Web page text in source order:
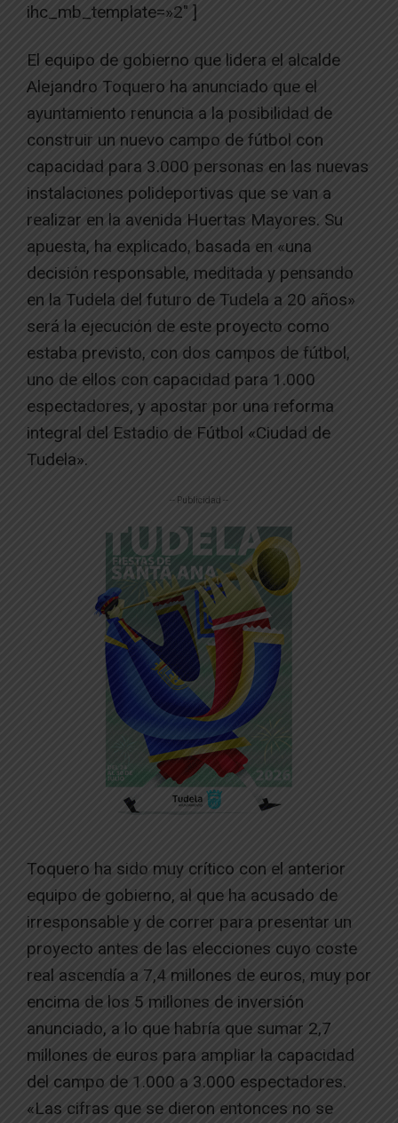
ihc_mb_template=»2″ ]
El equipo de gobierno que lidera el alcalde
Alejandro Toquero ha anunciado que el
ayuntamiento renuncia a la posibilidad de
construir un nuevo campo de fútbol con
capacidad para 3.000 personas en las nuevas
instalaciones polideportivas que se van a
realizar en la avenida Huertas Mayores. Su
apuesta, ha explicado, basada en «una
decisión responsable, meditada y pensando
en la Tudela del futuro de Tudela a 20 años»
será la ejecución de este proyecto como
estaba previsto, con dos campos de fútbol,
uno de ellos con capacidad para 1.000
espectadores, y apostar por una reforma
integral del Estadio de Fútbol «Ciudad de
Tudela».
-- Publicidad --
Toquero ha sido muy crítico con el anterior
equipo de gobierno, al que ha acusado de
irresponsable y de correr para presentar un
proyecto antes de las elecciones cuyo coste
real ascendía a 7,4 millones de euros, muy por
encima de los 5 millones de inversión
anunciado, a lo que habría que sumar 2,7
millones de euros para ampliar la capacidad
del campo de 1.000 a 3.000 espectadores.
«Las cifras que se dieron entonces no se